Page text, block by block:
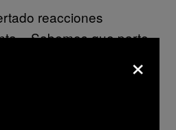
reacciones
«Sabemos que parte
procede de grupos
sabemos que es una
para entender la
lo que la historia
×